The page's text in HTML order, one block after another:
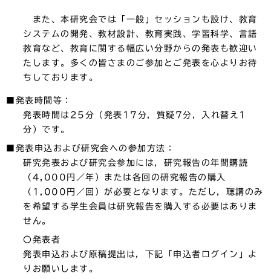
また、本研究会では「一般」セッションも設け、教育
システムの開発、教材設計、教育実践、学習科学、言語
教育など、教育に関する幅広い分野からの発表も歓迎い
たします。多くの皆さまのご参加とご発表を心よりお待
ちしております。
■発表時間等：
発表時間は25分（発表17分，質疑7分，入れ替え1
分）です。
■発表申込および研究会への参加方法：
研究発表および研究会参加には，研究報告の年間購読
（4,000円／年）または各回の研究報告の購入
（1,000円／回）が必要となります。ただし，聴講のみ
を希望する学生会員は研究報告を購入する必要はありま
せん。
〇発表者
発表申込および原稿提出は，下記「申込者ログイン」よ
りお願いします。